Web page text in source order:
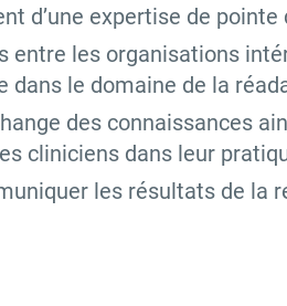
d’une expertise de pointe
entre les organisations
dans le domaine de la
des connaissances
cliniciens dans leur
les résultats de la